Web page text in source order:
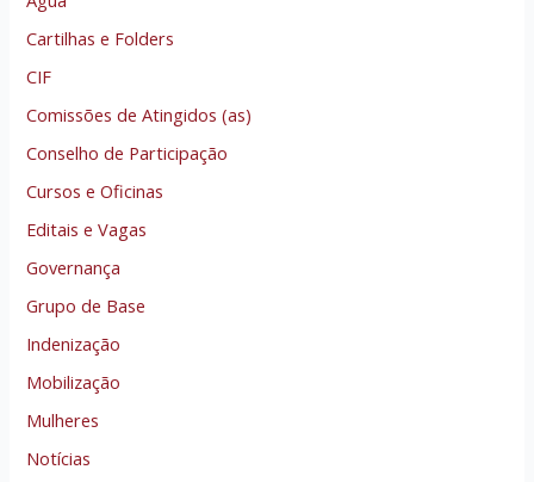
Cartilhas e Folders
CIF
Comissões de Atingidos (as)
Conselho de Participação
Cursos e Oficinas
Editais e Vagas
Governança
Grupo de Base
Indenização
Mobilização
Mulheres
Notícias